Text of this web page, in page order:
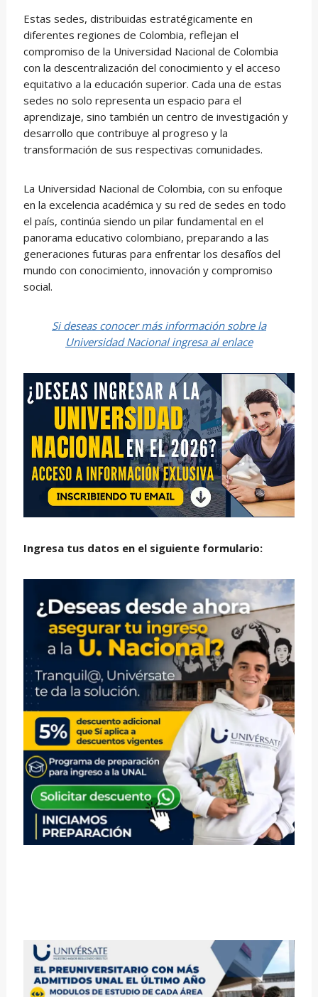
Estas sedes, distribuidas estratégicamente en
diferentes regiones de Colombia, reflejan el
compromiso de la Universidad Nacional de Colombia
con la descentralización del conocimiento y el acceso
equitativo a la educación superior. Cada una de estas
sedes no solo representa un espacio para el
aprendizaje, sino también un centro de investigación y
desarrollo que contribuye al progreso y la
transformación de sus respectivas comunidades.
La Universidad Nacional de Colombia, con su enfoque
en la excelencia académica y su red de sedes en todo
el país, continúa siendo un pilar fundamental en el
panorama educativo colombiano, preparando a las
generaciones futuras para enfrentar los desafíos del
mundo con conocimiento, innovación y compromiso
social.
Si deseas conocer más información sobre la
Universidad Nacional ingresa al enlace
Ingresa tus datos en el siguiente formulario: